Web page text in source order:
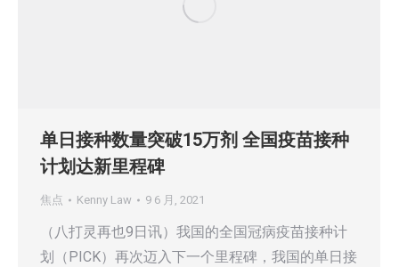
单日接种数量突破15万剂 全国疫苗接种
计划达新里程碑
焦点 Kenny Law 9 6 月, 2021
（八打灵再也9日讯）我国的全国冠病疫苗接种计
划（PICK）再次迈入下一个里程碑，我国的单日接